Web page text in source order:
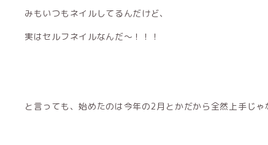
みもいつもネイルしてるんだけど、
実はセルフネイルなんだ〜！！！
と言っても、始めたのは今年の2月とかだから全然上手じ